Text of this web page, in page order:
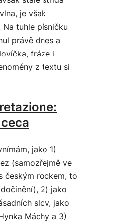
, je však
Na tuhle písničku
právě dnes a
fráze i
z textu si
jako 1)
(samozřejmě ve
českým rockem, to
2) jako
slov, jako
Máchy a 3)